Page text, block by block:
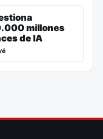
millones
de IA